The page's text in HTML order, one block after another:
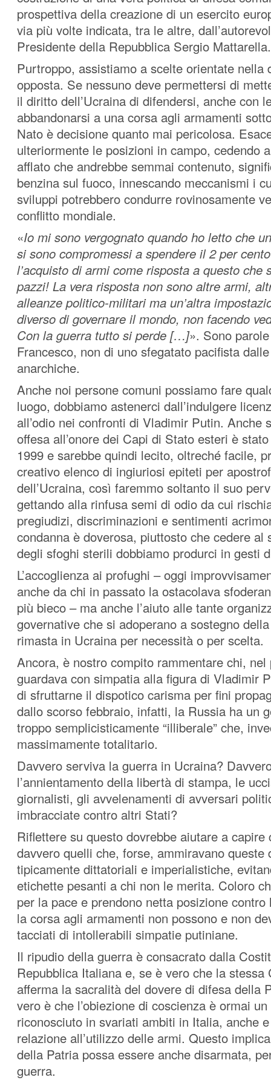
prospettiva della creazione di un esercito
via più volte indicata, tra le altre,
Presidente della Repubblica Sergio Mattarella.
Purtroppo, assistiamo a scelte orientate nella
opposta. Se nessuno deve permettersi di
il diritto dell’Ucraina di difendersi, anche con
abbandonarsi a una corsa agli armamenti
Nato è decisione quanto mai pericolosa.
ulteriormente le posizioni in campo, cedendo
afflato che andrebbe semmai contenuto,
benzina sul fuoco, innescando meccanismi i
sviluppi potrebbero condurre rovinosamente
conflitto mondiale.
«Io mi sono vergognato quando ho letto che
si sono compromessi a spendere il 2 per
l’acquisto di armi come risposta a questo che
pazzi! La vera risposta non sono altre armi,
alleanze politico-militari ma un’altra
diverso di governare il mondo, non facendo
Con la guerra tutto si perde […]». Sono
Francesco, non di uno sfegatato pacifista
anarchiche.
Anche noi persone comuni possiamo fare
luogo, dobbiamo astenerci dall’indulgere
all’odio nei confronti di Vladimir Putin. Anche
offesa all’onore dei Capi di Stato esteri è
1999 e sarebbe quindi lecito, oltreché facile,
creativo elenco di ingiuriosi epiteti per
dell’Ucraina, così faremmo soltanto il suo
gettando alla rinfusa semi di odio da cui
pregiudizi, discriminazioni e sentimenti
condanna è doverosa, piuttosto che cedere al
degli sfoghi sterili dobbiamo produrci in gesti
L’accoglienza ai profughi – oggi
anche da chi in passato la ostacolava
più bieco – ma anche l’aiuto alle tante
governative che si adoperano a sostegno
rimasta in Ucraina per necessità o per scelta.
Ancora, è nostro compito rammentare chi, nel
guardava con simpatia alla figura di Vladimir
di sfruttarne il dispotico carisma per fini
dallo scorso febbraio, infatti, la Russia ha un
troppo semplicisticamente “illiberale” che,
massimamente totalitario.
Davvero serviva la guerra in Ucraina?
l’annientamento della libertà di stampa, le
giornalisti, gli avvelenamenti di avversari
imbracciate contro altri Stati?
Riflettere su questo dovrebbe aiutare a capire
davvero quelli che, forse, ammiravano queste
tipicamente dittatoriali e imperialistiche,
etichette pesanti a chi non le merita. Coloro
per la pace e prendono netta posizione
la corsa agli armamenti non possono e non
tacciati di intollerabili simpatie putiniane.
Il ripudio della guerra è consacrato dalla
Repubblica Italiana e, se è vero che la stessa
afferma la sacralità del dovere di difesa della
vero è che l’obiezione di coscienza è ormai
riconosciuto in svariati ambiti in Italia, anche
relazione all’utilizzo delle armi. Questo
della Patria possa essere anche disarmata,
guerra.